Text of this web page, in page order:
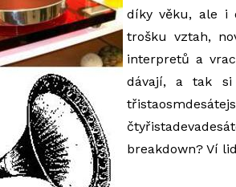
díky věku, ale i
trošku vztah,
interpretů a
dávají, a tak
breakdown? Ví